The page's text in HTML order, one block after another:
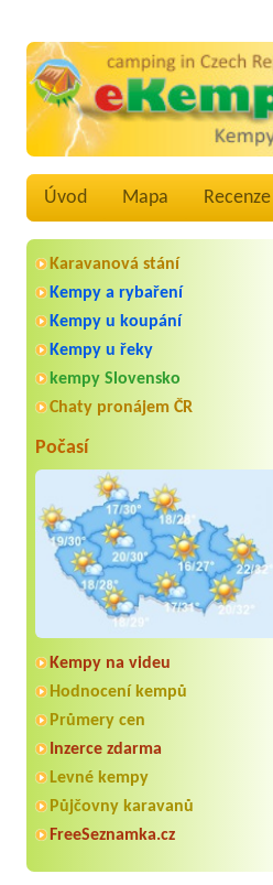
Úvod Mapa Recenze
Karavanová stání
Kempy a rybaření
Kempy u koupání
Kempy u řeky
kempy Slovensko
Chaty pronájem ČR
Počasí
Kempy na videu
Hodnocení kempů
Průmery cen
Inzerce zdarma
Levné kempy
Půjčovny karavanů
FreeSeznamka.cz
Aneta Melicharová
Byli jsme zde v týdnu od 25.7. do 1.8.
2026. Kemp jako takový je pěkný. V
umývárně i na WC bylo vždy čisto,